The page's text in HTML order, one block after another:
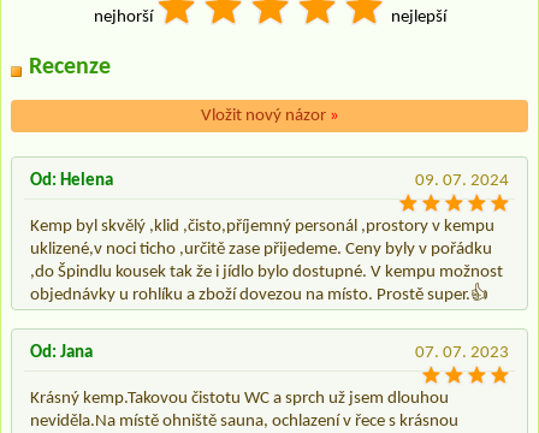
nejhorší nejlepší
Recenze
Vložit nový názor »
09. 07. 2024
Od: Helena
Kemp byl skvělý ,klid ,čisto,příjemný personál ,prostory v kempu
uklizené,v noci ticho ,určitě zase přijedeme. Ceny byly v pořádku
,do Špindlu kousek tak že i jídlo bylo dostupné. V kempu možnost
objednávky u rohlíku a zboží dovezou na místo. Prostě super.👍
07. 07. 2023
Od: Jana
Krásný kemp.Takovou čistotu WC a sprch už jsem dlouhou
neviděla.Na místě ohniště sauna, ochlazení v řece s krásnou